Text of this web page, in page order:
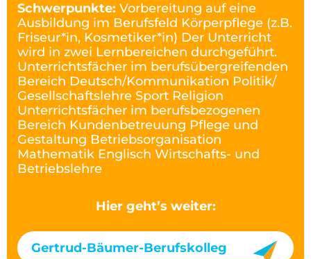
Schwerpunkte: Vorbereitung auf eine
Ausbildung im Berufsfeld Körperpflege (z.B.
Friseur*in, Kosmetiker*in) Der Unterricht
wird in zwei Lernbereichen durchgeführt.
Unterrichtsfächer im berufsübergreifenden
Bereich Deutsch/Kommunikation Politik/
Gesellschaftslehre Sport Religion
Unterrichtsfächer im berufsbezogenen
Bereich Kundenbetreuung Pflege und
Gestaltung Betriebsorganisation
Mathematik Englisch Wirtschafts- und
Betriebslehre
Hier geht’s weiter:
Gertrud-Bäumer-Berufskolleg